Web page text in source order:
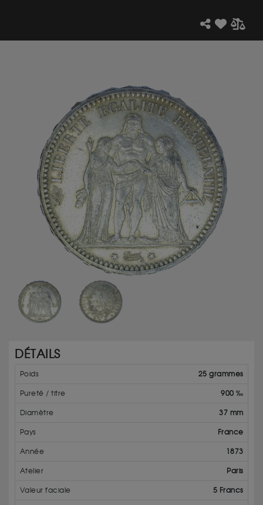
DÉTAILS
Poids 25 grammes
Pureté / titre 900 ‰
Diamètre 37 mm
Pays France
Année 1873
Atelier Paris
Valeur faciale 5 Francs